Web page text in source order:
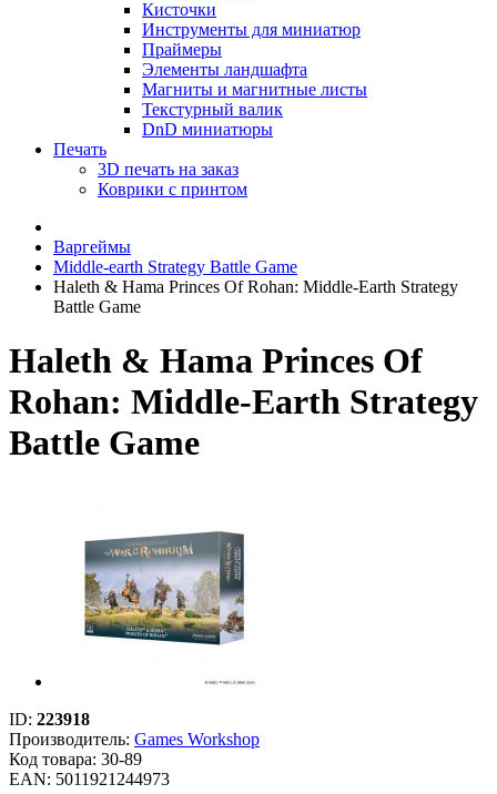
Кисточки
Инструменты для миниатюр
Праймеры
Элементы ландшафта
Магниты и магнитные листы
Текстурный валик
DnD миниатюры
Печать
3D печать на заказ
Коврики с принтом
Варгеймы
Middle-earth Strategy Battle Game
Haleth & Hama Princes Of Rohan: Middle-Earth Strategy
Battle Game
Haleth & Hama Princes Of
Rohan: Middle-Earth Strategy
Battle Game
ID: 223918
Производитель: Games Workshop
Код товара: 30-89
EAN: 5011921244973